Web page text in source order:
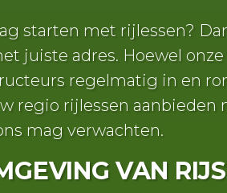
starten met rijlessen?
juiste adres. Hoewel
regelmatig in en
regio rijlessen aanbieden
mag verwachten.
VAN